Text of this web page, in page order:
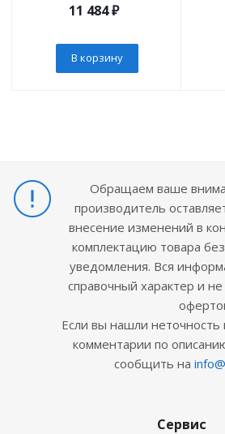
11 484₽
В корзину
Обращаем ваше
производитель
внесение изменений в
комплектацию товара
уведомления. Вся
справочный характер и
Если вы нашли неточность
комментарии по
сообщить на
Сервис